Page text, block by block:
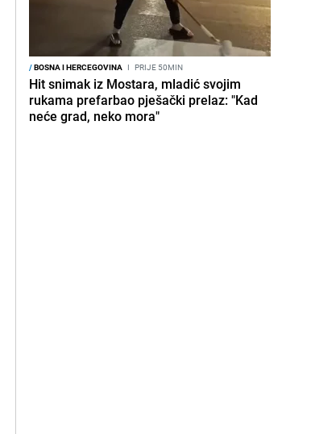
/BOSNA I HERCEGOVINA I PRIJE 50MIN
Hit snimak iz Mostara, mladić svojim
rukama prefarbao pješački prelaz: "Kad
neće grad, neko mora"